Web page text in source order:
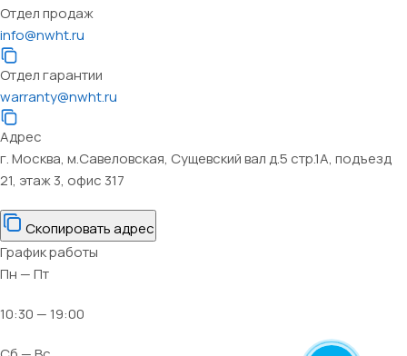
Отдел продаж
info@nwht.ru
Отдел гарантии
warranty@nwht.ru
Адрес
г. Москва, м.Савеловская, Сущевский вал д.5 стр.1А, подъезд
21, этаж 3, офис 317
Скопировать адрес
График работы
Пн — Пт
10:30 — 19:00